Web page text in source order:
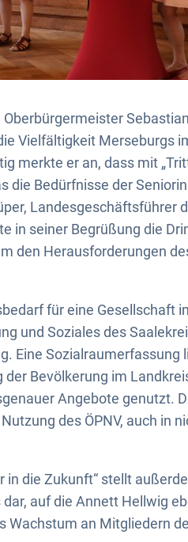
Vielfältigkeit Merseburgs
merkte er an, dass mit
die Bedürfnisse der
Landesgeschäftsführer
in seiner Begrüßung die
den Herausforderungen
für eine Gesellschaft
und Soziales des
Eine Sozialraumerfassung
Bevölkerung im
Angebote genutzt.
des ÖPNV, auch in
in die Zukunft“ stellt
auf die Annett Hellwig
Wachstum an Mitgliedern